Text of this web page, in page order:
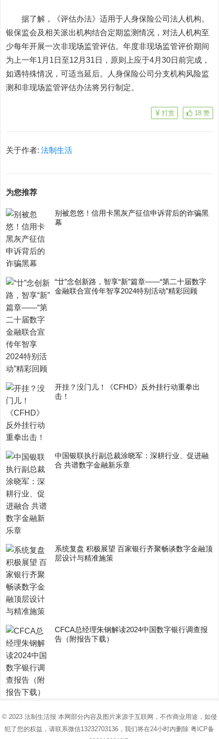
据了解，《评估办法》适用于人身保险公司法人机构。
银保监会及相关派出机构结合定期监测情况，对法人机构至
少每年开展一次非现场监管评估。年度非现场监管评价期间
为上一年1月1日至12月31日，原则上应于4月30日前完成，
如遇特殊情况，可适当延后。人身保险公司分支机构风险监
测和非现场监管评估办法将另行制定。
18 赞
打赏
关于作者:法制生活
为您推荐
别被忽悠！信用卡黑灰产征信申诉背后的诈骗黑
幕
“廿”念创新路，智享“新”篇章——“第二十届数字
金融联合宣传年智享2024特别活动”精彩回顾
开挂？没门儿！《CFHD》反外挂行动重拳出
击！
中国银联执行副总裁涂晓军：深耕行业、促进融
合 共谱数字金融新乐章
系统复盘 积极展望 百家银行齐聚畅谈数字金融顶
层设计与精准施策
CFCA总经理朱钢解读2024中国数字银行调查报
告（附报告下载）
© 2023 法制生活报 本网部分内容及图片来源于互联网，不作商业用途，如侵
犯了您的权益，请联系微信13232703136，我们将在24小时内删除粤ICP备